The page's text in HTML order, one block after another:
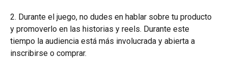
2. Durante el juego, no dudes en hablar sobre tu producto
y promoverlo en las historias y reels. Durante este
tiempo la audiencia está más involucrada y abierta a
inscribirse o comprar.